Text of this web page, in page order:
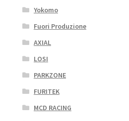
Yokomo
Fuori Produzione
AXIAL
LOSI
PARKZONE
FURITEK
MCD RACING